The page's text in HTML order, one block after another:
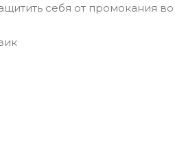
себя от промокания